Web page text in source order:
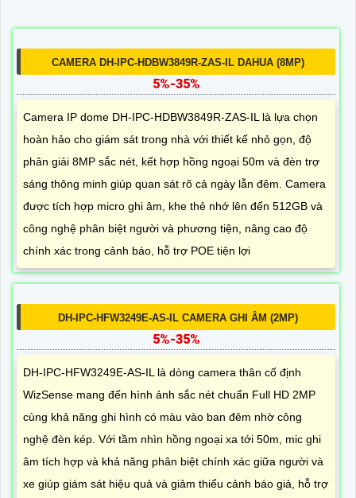
CAMERA DH-IPC-HDBW3849R-ZAS-IL DAHUA (8MP)
5%-35%
Camera IP dome DH-IPC-HDBW3849R-ZAS-IL là lựa chọn
hoàn hảo cho giám sát trong nhà với thiết kế nhỏ gọn, độ
phân giải 8MP sắc nét, kết hợp hồng ngoại 50m và đèn trợ
sáng thông minh giúp quan sát rõ cả ngày lẫn đêm. Camera
được tích hợp micro ghi âm, khe thẻ nhớ lên đến 512GB và
công nghệ phân biệt người và phương tiện, nâng cao độ
chính xác trong cảnh báo, hỗ trợ POE tiện lợi
DH-IPC-HFW3249E-AS-IL CAMERA GHI ÂM (2MP)
5%-35%
DH-IPC-HFW3249E-AS-IL là dòng camera thân cố định
WizSense mang đến hình ảnh sắc nét chuẩn Full HD 2MP
cùng khả năng ghi hình có màu vào ban đêm nhờ công
nghệ đèn kép. Với tầm nhìn hồng ngoại xa tới 50m, mic ghi
âm tích hợp và khả năng phân biệt chính xác giữa người và
xe giúp giám sát hiệu quả và giảm thiểu cảnh báo giả, hỗ trợ